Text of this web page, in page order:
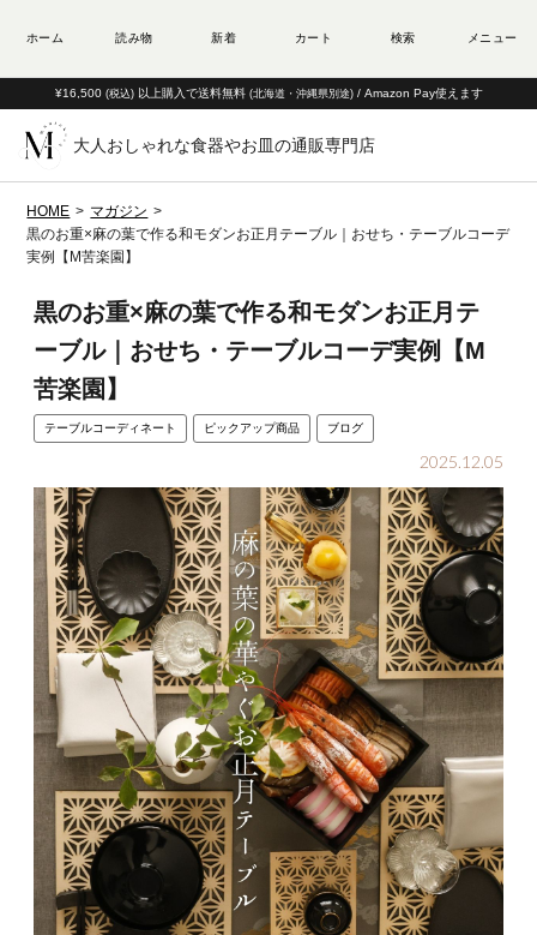
¥16,500 (税込) 以上購入で送料無料 (北海道・沖縄県別途) / Amazon Pay使えます
大人おしゃれな食器やお皿の通販専門店
HOME
マガジン
黒のお重×麻の葉で作る和モダンお正月テーブル｜おせち・テーブルコーデ
実例【M苦楽園】
黒のお重×麻の葉で作る和モダンお正月テ
ーブル｜おせち・テーブルコーデ実例【M
苦楽園】
テーブルコーディネート ピックアップ商品 ブログ
2025.12.05